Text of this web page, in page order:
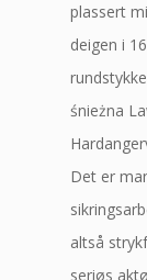
plassert
deigen i
śnieżna
Det er
altså
seriøs